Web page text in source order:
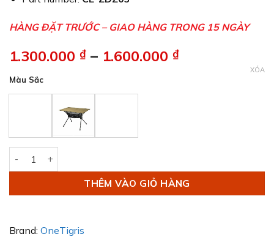
HÀNG ĐẶT TRƯỚC – GIAO HÀNG TRONG 15 NGÀY
1.300.000 ₫ – 1.600.000 ₫
Màu Sắc
XÓA
Bàn dã ngoại OneTigris WORKTOP số lượng
THÊM VÀO GIỎ HÀNG
Brand: OneTigris